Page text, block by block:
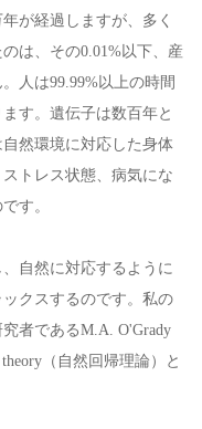
が経過しますが、多く
は、その0.01%以下、産
人は99.99%以上の時間
す。遺伝子は数百年と
然環境に対応した身体
トレス状態、病気にな
す。
自然に対応するように
クスするのです。私の
者であるM.A. O'Grady
（自然回帰理論）と